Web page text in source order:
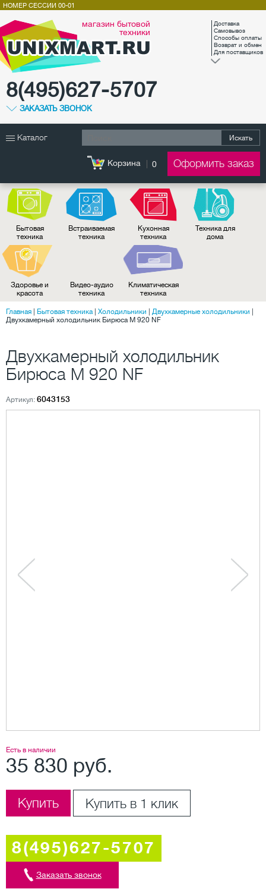
магазин бытовой
техники
8(495)627-5707
ЗАКАЗАТЬ ЗВОНОК
Доставка
Самовывоз
Способы оплаты
Возврат и обмен
Для поставщиков
НОМЕР СЕССИИ 00-01
Каталог Искать
Корзина 0 Оформить заказ
Бытовая
техника
Встраиваемая
техника
Кухонная
техника
Техника для
дома
Здоровье и
красота
Видео-аудио
техника
Климатическая
техника
Главная Бытовая техника| Холодильники Двухкамерные холодильники
Двухкамерный холодильник Бирюса M 920 NF
Двухкамерный холодильник
Бирюса M 920 NF
Артикул: 6043153
Есть в наличии
35 830 руб.
Купить Купить в 1 клик
8(495)627-5707
Заказать звонок